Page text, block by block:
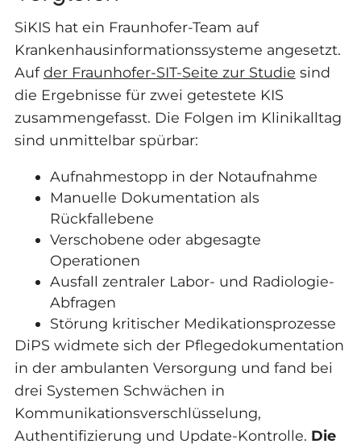
SiKIS hat ein Fraunhofer-Team auf
Krankenhausinformationssysteme angesetzt.
Aufder Fraunhofer-SIT-Seite zur Studie sind
die Ergebnisse für zwei getestete KIS
zusammengefasst. Die Folgen im Klinikalltag
sind unmittelbar spürbar:
Aufnahmestopp in der Notaufnahme
Manuelle Dokumentation als
Rückfallebene
Verschobene oder abgesagte
Operationen
Ausfall zentraler Labor- und Radiologie-
Abfragen
Störung kritischer Medikationsprozesse
DiPS widmete sich der Pflegedokumentation
in der ambulanten Versorgung und fand bei
drei Systemen Schwächen in
Kommunikationsverschlüsselung,
Authentifizierung und Update-Kontrolle. Die